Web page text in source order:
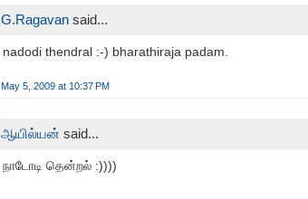
G.Ragavan said...
nadodi thendral :-) bharathiraja padam.
May 5, 2009 at 10:37 PM
ஆயில்யன் said...
நாடோடி தென்றல் :))))